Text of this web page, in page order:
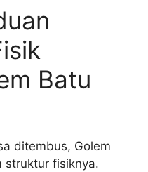
Batu
ditembus, Golem
struktur fisiknya.